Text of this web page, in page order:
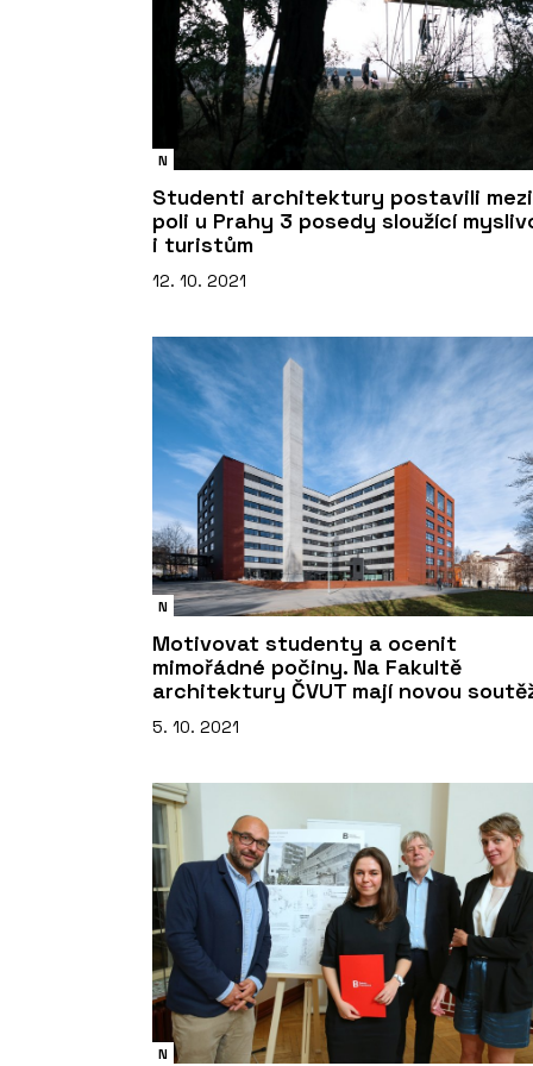
N
Studenti architektury postavili mezi
poli u Prahy 3 posedy sloužící
i turistům
12. 10. 2021
N
Motivovat studenty a ocenit
mimořádné počiny. Na Fakultě
architektury ČVUT mají novou
5. 10. 2021
N